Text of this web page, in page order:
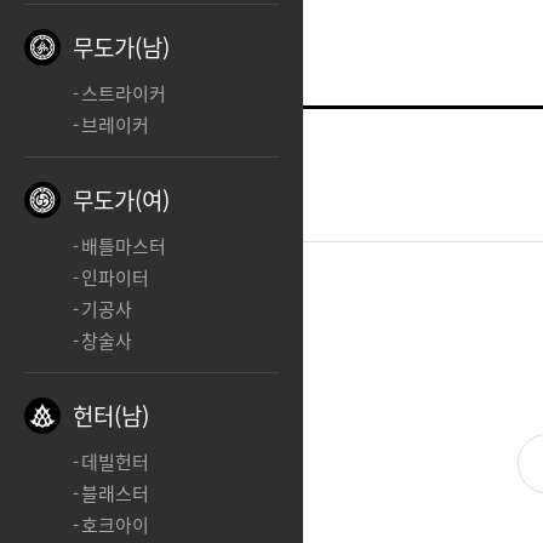
2025.01.26 12:25
무도가(남)
스트라이커
브레이커
무도가(여)
배틀마스터
인파이터
기공사
창술사
헌터(남)
데빌헌터
블래스터
호크아이